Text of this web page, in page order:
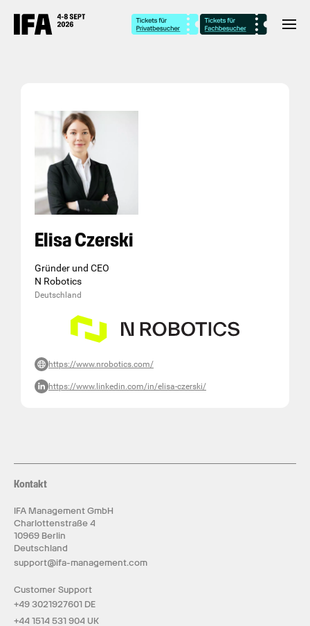
Elisa Czerski
Gründer und CEO
N Robotics
Deutschland
https://www.nrobotics.com/
https://www.linkedin.com/in/elisa-czerski/
Kontakt
IFA Management GmbH
Charlottenstraße 4
10969 Berlin
Deutschland
support@ifa-management.com
Customer Support
+49 3021927601 DE
+44 1514 531 904 UK